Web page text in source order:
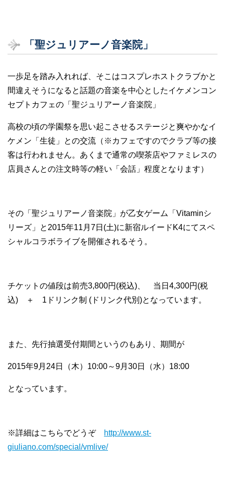
「聖ジュリアーノ音楽院」
一歩足を踏み入れれば、そこはコスプレホストクラブかと
間違えそうになると話題の音楽を中心としたイケメンコン
セプトカフェの「聖ジュリアーノ音楽院」
高校の頃の学園祭を思い起こさせるステージと爽やかなイ
ケメン「生徒」との交流（※カフェですのでクラブ等の接
客は行われません。あくまで通常の喫茶店やファミレスの
店員さんとの注文時等の軽い「会話」程度となります）
その「聖ジュリアーノ音楽院」が乙女ゲーム「Vitaminシ
リーズ」と2015年11月7日(土)に新宿ルイードK4にてスペ
シャルコラボライブを開催されるそう。
チケットの値段は前売3,800円(税込)、 当日4,300円(税
込) ＋ 1ドリンク制 (ドリンク代別)となっています。
また、先行抽選受付期間というのもあり、期間が
2015年9月24日（木）10:00～9月30日（水）18:00
となっています。
※詳細はこちらでどうぞ
http://www.st-
giuliano.com/special/vmlive/